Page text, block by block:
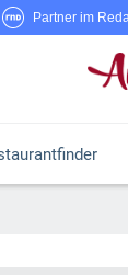
Partner im